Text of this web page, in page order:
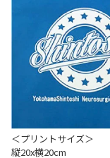
＜プリントサイズ＞
縦20x横20cm